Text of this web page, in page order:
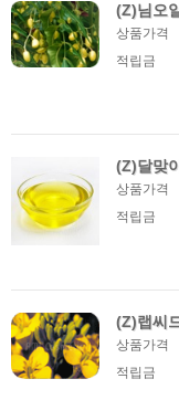
(Z)님오일
상품가격
적립금
(Z)달맞
상품가격
적립금
(Z)랩씨
상품가격
적립금